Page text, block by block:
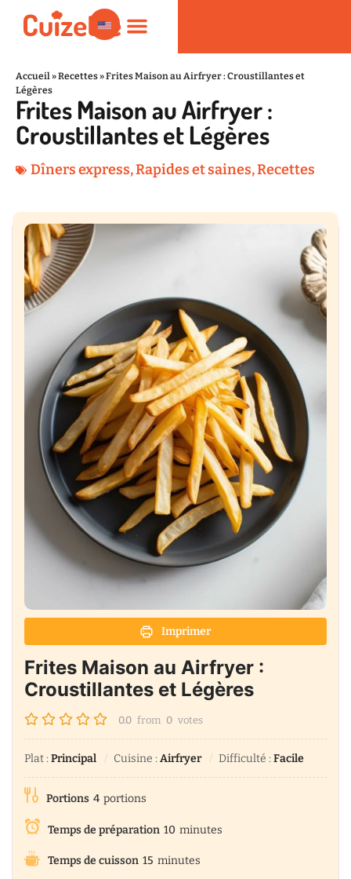
Accueil»Recettes»Frites Maison au Airfryer : Croustillantes et
Légères
Frites Maison au Airfryer :
Croustillantes et Légères
Dîners express,Rapides et saines,Recettes
Imprimer
Frites Maison au Airfryer :
Croustillantes et Légères
0.0 from 0 votes
Plat : Principal Cuisine : Airfryer Difficulté : Facile
Portions 4 portions
Temps de préparation 10 minutes
Temps de cuisson 15 minutes